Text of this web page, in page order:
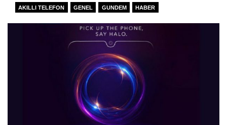
AKILLI TELEFON GENEL GUNDEM HABER